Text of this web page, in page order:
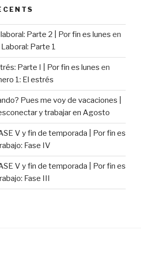
Parte 2 | Por fin es lunes en
Parte 1
Parte I | Por fin es lunes en
1: El estrés
Pues me voy de vacaciones |
y trabajar en Agosto
V y fin de temporada | Por fin es
Fase IV
V y fin de temporada | Por fin es
Fase III